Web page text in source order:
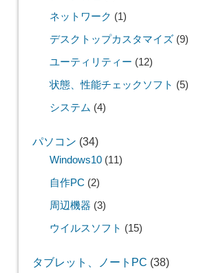
ネットワーク (1)
デスクトップカスタマイズ(9)
ユーティリティー (12)
状態、性能チェックソフト (5)
システム (4)
パソコン (34)
Windows10(11)
自作PC (2)
周辺機器 (3)
ウイルスソフト (15)
タブレット、ノートPC (38)